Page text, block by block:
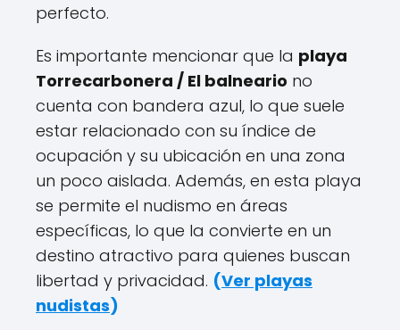
perfecto.
Es importante mencionar que la playa
Torrecarbonera / El balneario no
cuenta con bandera azul, lo que suele
estar relacionado con su índice de
ocupación y su ubicación en una zona
un poco aislada. Además, en esta playa
se permite el nudismo en áreas
específicas, lo que la convierte en un
destino atractivo para quienes buscan
libertad y privacidad. (Ver playas
nudistas)